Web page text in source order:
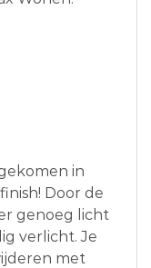
in
Door de
genoeg licht
verlicht. Je
met